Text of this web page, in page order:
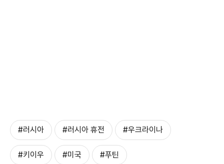
#러시아 #러시아 휴전 #우크라이나
#키이우 #미국 #푸틴